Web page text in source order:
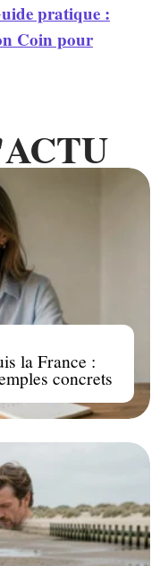
pratique :
Coin pour
la France :
concrets